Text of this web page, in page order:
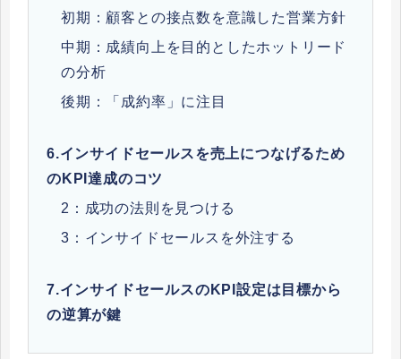
初期：顧客との接点数を意識した営業方針
中期：成績向上を目的としたホットリード
の分析
後期：「成約率」に注目
6.インサイドセールスを売上につなげるため
のKPI達成のコツ
2：成功の法則を見つける
3：インサイドセールスを外注する
7.インサイドセールスのKPI設定は目標から
の逆算が鍵